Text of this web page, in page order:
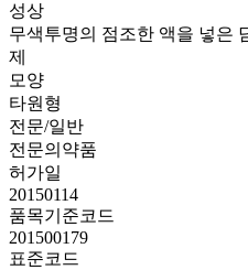
성상
무색투명의 점조한 액을 넣은
제
모양
타원형
전문/일반
전문의약품
허가일
20150114
품목기준코드
201500179
표준코드